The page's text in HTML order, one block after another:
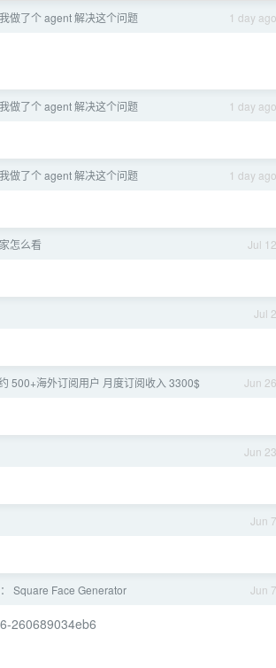
1 day ago
做了个 agent 解决这个问题
1 day ago
做了个 agent 解决这个问题
1 day ago
做了个 agent 解决这个问题
Jul 12
怎么看
Jul 2
Jun 26
500+海外订阅用户 月度订阅收入 3300$
Jun 23
Jun 7
Jun 7
Square Face Generator
260689034eb6